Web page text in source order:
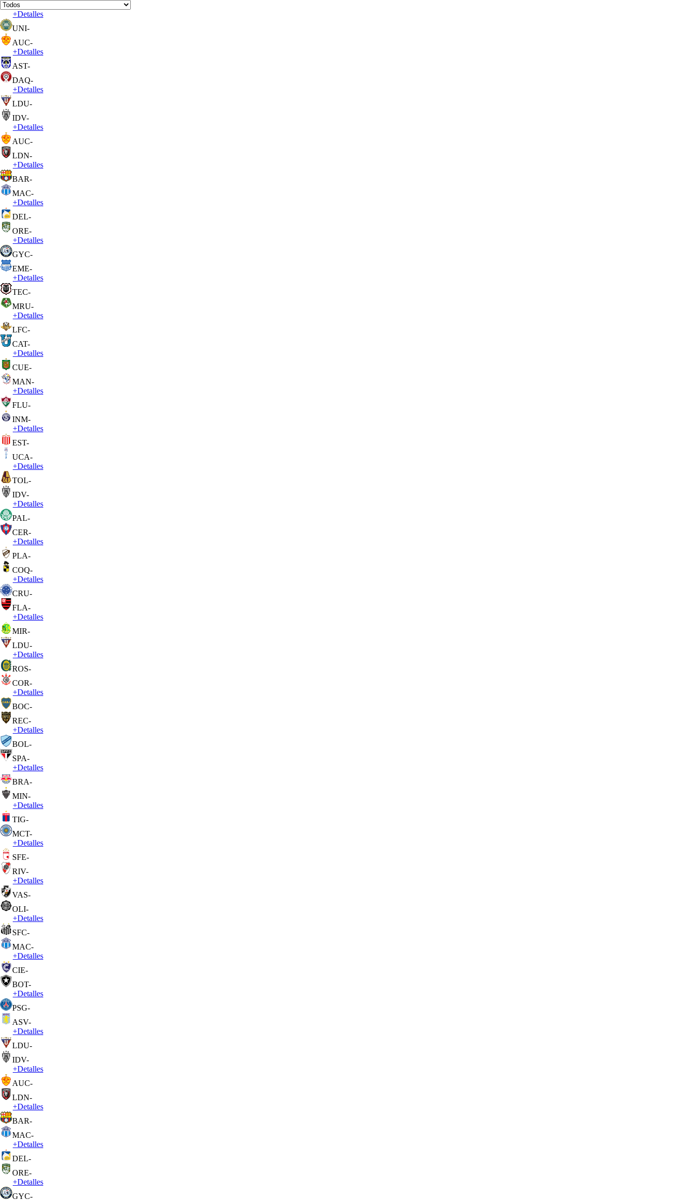
+Detalles
UNI-
AUC-
+Detalles
AST-
DAQ-
+Detalles
LDU-
IDV-
+Detalles
AUC-
LDN-
+Detalles
BAR-
MAC-
+Detalles
DEL-
ORE-
+Detalles
GYC-
EME-
+Detalles
TEC-
MRU-
+Detalles
LFC-
CAT-
+Detalles
CUE-
MAN-
+Detalles
FLU-
INM-
+Detalles
EST-
UCA-
+Detalles
TOL-
IDV-
+Detalles
PAL-
CER-
+Detalles
PLA-
COQ-
+Detalles
CRU-
FLA-
+Detalles
MIR-
LDU-
+Detalles
ROS-
COR-
+Detalles
BOC-
REC-
+Detalles
BOL-
SPA-
+Detalles
BRA-
MIN-
+Detalles
TIG-
MCT-
+Detalles
SFE-
RIV-
+Detalles
VAS-
OLI-
+Detalles
SFC-
MAC-
+Detalles
CIE-
BOT-
+Detalles
PSG-
ASV-
+Detalles
LDU-
IDV-
+Detalles
AUC-
LDN-
+Detalles
BAR-
MAC-
+Detalles
DEL-
ORE-
+Detalles
GYC-